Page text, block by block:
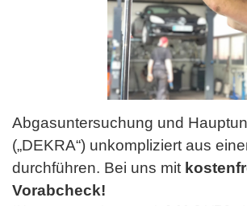
Abgasuntersuchung und
(„DEKRA“) unkompliziert aus
durchführen. Bei uns mit
Vorabcheck!